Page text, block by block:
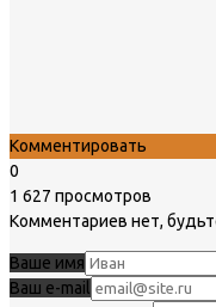
Комментировать
0
1 627 просмотров
Комментариев нет,
Ваше имя
Ваш e-mail